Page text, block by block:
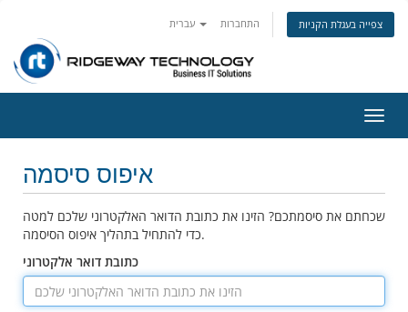
התחברות צפייה בעגלת הקניות
ניווט
איפוס סיסמה
שכחתם את סיסמתכם? הזינו את כתובת הדואר האלקטרוני שלכם למטה
כדי להתחיל בתהליך איפוס הסיסמה.
כתובת דואר אלקטרוני